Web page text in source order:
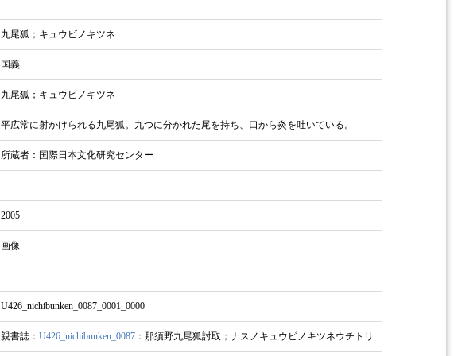
九尾狐；キュウビノキツネ
国義
九尾狐；キュウビノキツネ
平広常に射かけられる九尾狐。九つに分かれた尾を持ち、口から炎を吐いている。
所蔵者：国際日本文化研究センター
2005
画像
U426_nichibunken_0087_0001_0000
親書誌： U426_nichibunken_0087 ：那須野九尾狐討取；ナスノキュウビノキツネウチトリ